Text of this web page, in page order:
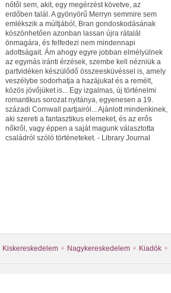
nőtől sem, akit, egy megérzést követve, az
erdőben talál. A gyönyörű Merryn semmire sem
emlékszik a múltjából, Bran gondoskodásának
köszönhetően azonban lassan újra rátalál
önmagára, és felfedezi nem mindennapi
adottságait. Ám ahogy egyre jobban elmélyülnek
az egymás iránti érzések, szembe kell nézniük a
partvidéken készülődő összeesküvéssel is, amely
veszélybe sodorhatja a hazájukat és a remélt,
közös jövőjüket is... Egy izgalmas, új történelmi
romantikus sorozat nyitánya, egyenesen a 19.
századi Cornwall partjairól... Ajánlott mindenkinek,
aki szereti a fantasztikus elemeket, és az erős
nőkről, vagy éppen a saját magunk választotta
családról szóló történeteket. - Library Journal
Kiskereskedelem Nagykereskedelem Kiadók